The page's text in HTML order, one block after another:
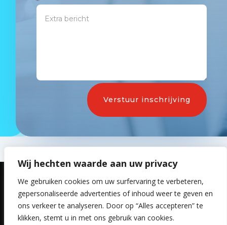
Wij hechten waarde aan uw privacy
We gebruiken cookies om uw surfervaring te verbeteren,
gepersonaliseerde advertenties of inhoud weer te geven en
ons verkeer te analyseren. Door op “Alles accepteren” te
klikken, stemt u in met ons gebruik van cookies.
Verstuur inschrijving